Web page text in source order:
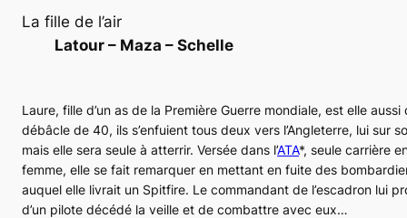
La fille de l’air
Latour – Maza – Schelle
Laure, fille d’un as de la Première Guerre mondiale, est elle
débâcle de 40, ils s’enfuient tous deux vers l’Angleterre, lui sur
mais elle sera seule à atterrir. Versée dans l’ATA*, seule carrière
femme, elle se fait remarquer en mettant en fuite des
auquel elle livrait un Spitfire. Le commandant de l’escadron lui
d’un pilote décédé la veille et de combattre avec eux…